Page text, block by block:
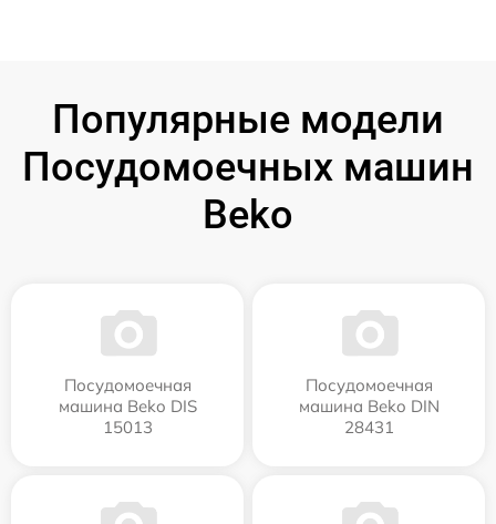
Популярные модели
Посудомоечных машин
Beko
Посудомоечная
машина Beko DIS
15013
Посудомоечная
машина Beko DIN
28431